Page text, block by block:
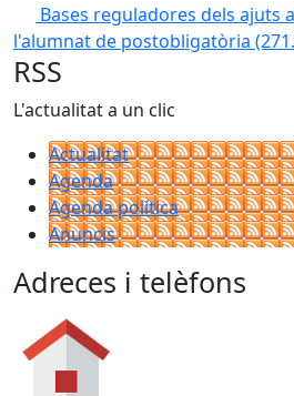
Bases reguladores dels ajuts
l'alumnat de postobligatòria
RSS
L'actualitat a un clic
Actualitat
Agenda
Agenda política
Anuncis
Adreces i telèfons